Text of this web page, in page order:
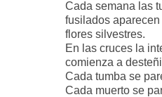
Cada semana las
fusilados
flores silvestres.
En las cruces la
comienza a
Cada tumba se
Cada muerto se